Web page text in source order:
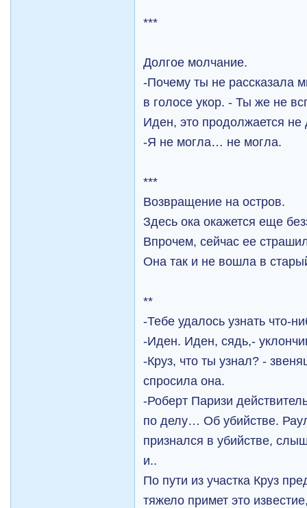
***
Долгое молчание.
-Почему ты не рассказала
в голосе укор. - Ты же не
Иден, это продолжается
-Я не могла… не могла.
***
Возвращение на остров.
Здесь ока окажется еще
Впрочем, сейчас ее
Она так и не вошла в
**
-Тебе удалось узнать что-
-Иден. Иден, сядь,-
-Круз, что ты узнал? -
спросила она.
-Роберт Паризи
по делу… Об убийстве.
признался в убийстве,
и..
По пути из участка Круз
тяжело примет это